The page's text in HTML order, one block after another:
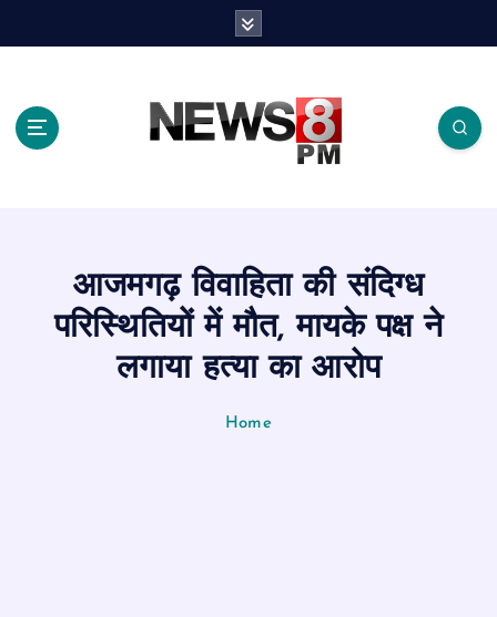
आजमगढ़ विवाहिता की संदिग्ध
परिस्थितियों में मौत, मायके पक्ष ने
लगाया हत्या का आरोप
Home